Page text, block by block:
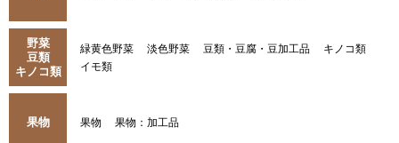
野菜
豆類
キノコ類
緑黄色野菜 淡色野菜 豆類・豆腐・豆加工品
キノコ類
イモ類
果物 果物 果物：加工品